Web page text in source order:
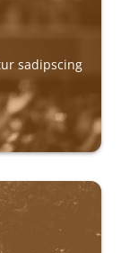
sadipscing